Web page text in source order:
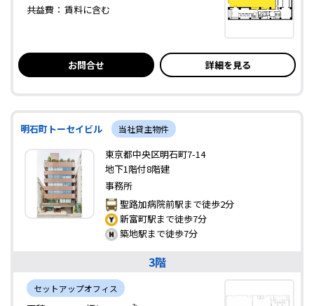
共益費： 賃料に含む
お問合せ 詳細を見る
明石町トーセイビル 当社貸主物件
東京都中央区明石町7-14
地下1階付8階建
事務所
聖路加病院前駅まで徒歩2分
新富町駅まで徒歩7分
築地駅まで徒歩7分
3階
セットアップオフィス